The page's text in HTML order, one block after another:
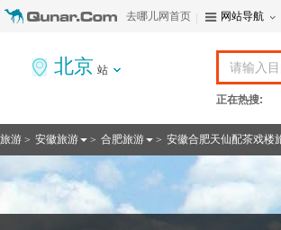
去哪儿网首页 网站导航
北京 站
正在热搜:
旅游 > 安徽旅游 > 合肥旅游 > 安徽合肥天仙配茶戏楼